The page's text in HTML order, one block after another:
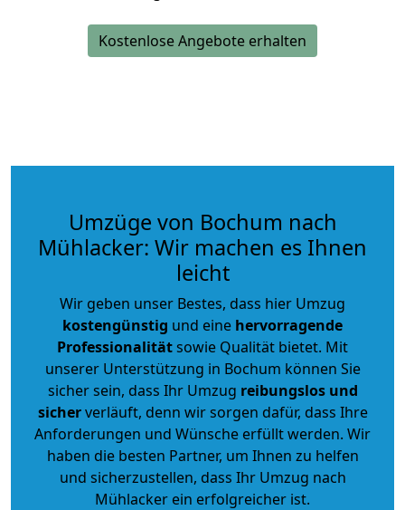
Kostenlose Angebote erhalten
Umzüge von Bochum nach
Mühlacker: Wir machen es Ihnen
leicht
Wir geben unser Bestes, dass hier Umzug
kostengünstig und eine hervorragende
Professionalitätsowie Qualität bietet. Mit
unserer Unterstützung in Bochum können Sie
sicher sein, dass Ihr Umzug reibungslos und
sicherverläuft, denn wir sorgen dafür, dass Ihre
Anforderungen und Wünsche erfüllt werden. Wir
haben die besten Partner, um Ihnen zu helfen
und sicherzustellen, dass Ihr Umzug nach
Mühlacker ein erfolgreicher ist.